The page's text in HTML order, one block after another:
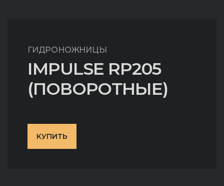
ГИДРОНОЖНИЦЫ
IMPULSE RP205
(ПОВОРОТНЫЕ)
КУПИТЬ